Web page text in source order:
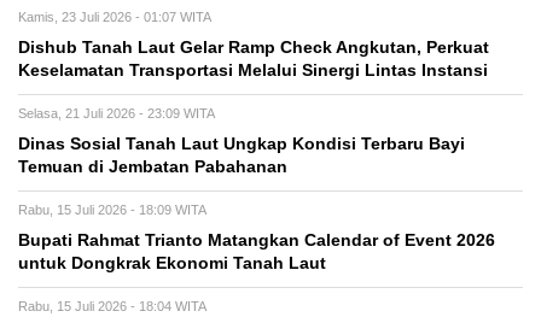
Kamis, 23 Juli 2026 - 01:07 WITA
Dishub Tanah Laut Gelar Ramp Check Angkutan, Perkuat
Keselamatan Transportasi Melalui Sinergi Lintas Instansi
Selasa, 21 Juli 2026 - 23:09 WITA
Dinas Sosial Tanah Laut Ungkap Kondisi Terbaru Bayi
Temuan di Jembatan Pabahanan
Rabu, 15 Juli 2026 - 18:09 WITA
Bupati Rahmat Trianto Matangkan Calendar of Event 2026
untuk Dongkrak Ekonomi Tanah Laut
Rabu, 15 Juli 2026 - 18:04 WITA